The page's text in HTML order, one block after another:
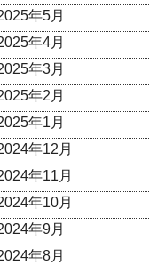
年5月
年4月
年3月
年2月
年1月
年12月
年11月
年10月
年9月
年8月